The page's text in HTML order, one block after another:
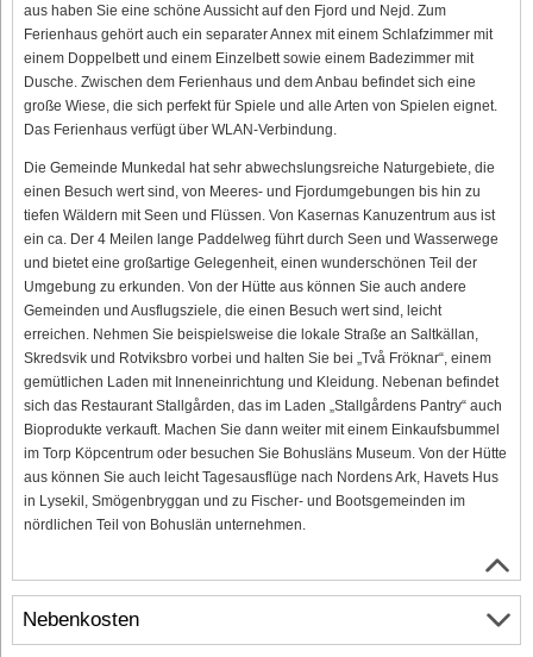
aus haben Sie eine schöne Aussicht auf den Fjord und Nejd. Zum
Ferienhaus gehört auch ein separater Annex mit einem Schlafzimmer mit
einem Doppelbett und einem Einzelbett sowie einem Badezimmer mit
Dusche. Zwischen dem Ferienhaus und dem Anbau befindet sich eine
große Wiese, die sich perfekt für Spiele und alle Arten von Spielen eignet.
Das Ferienhaus verfügt über WLAN-Verbindung.
Die Gemeinde Munkedal hat sehr abwechslungsreiche Naturgebiete, die
einen Besuch wert sind, von Meeres- und Fjordumgebungen bis hin zu
tiefen Wäldern mit Seen und Flüssen. Von Kasernas Kanuzentrum aus ist
ein ca. Der 4 Meilen lange Paddelweg führt durch Seen und Wasserwege
und bietet eine großartige Gelegenheit, einen wunderschönen Teil der
Umgebung zu erkunden. Von der Hütte aus können Sie auch andere
Gemeinden und Ausflugsziele, die einen Besuch wert sind, leicht
erreichen. Nehmen Sie beispielsweise die lokale Straße an Saltkällan,
Skredsvik und Rotviksbro vorbei und halten Sie bei „Två Fröknar“, einem
gemütlichen Laden mit Inneneinrichtung und Kleidung. Nebenan befindet
sich das Restaurant Stallgården, das im Laden „Stallgårdens Pantry“ auch
Bioprodukte verkauft. Machen Sie dann weiter mit einem Einkaufsbummel
im Torp Köpcentrum oder besuchen Sie Bohusläns Museum. Von der Hütte
aus können Sie auch leicht Tagesausflüge nach Nordens Ark, Havets Hus
in Lysekil, Smögenbryggan und zu Fischer- und Bootsgemeinden im
nördlichen Teil von Bohuslän unternehmen.
Nebenkosten